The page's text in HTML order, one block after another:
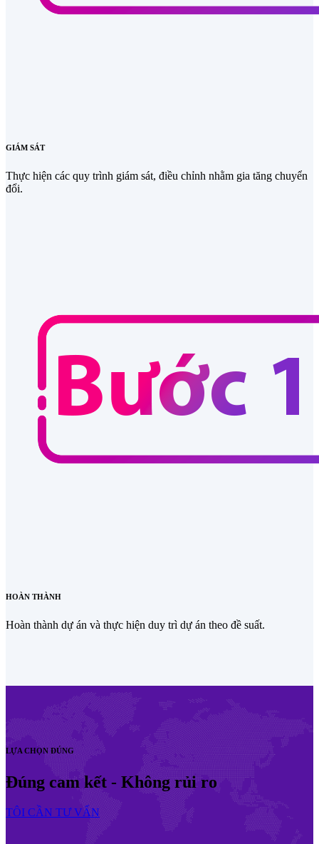
GIÁM SÁT
Thực hiện các quy trình giám sát, điều chỉnh nhằm gia tăng chuyển
đổi.
HOÀN THÀNH
Hoàn thành dự án và thực hiện duy trì dự án theo đề suất.
LỰA CHỌN ĐÚNG
Đúng cam kết - Không rủi ro
TÔI CẦN TƯ VẤN